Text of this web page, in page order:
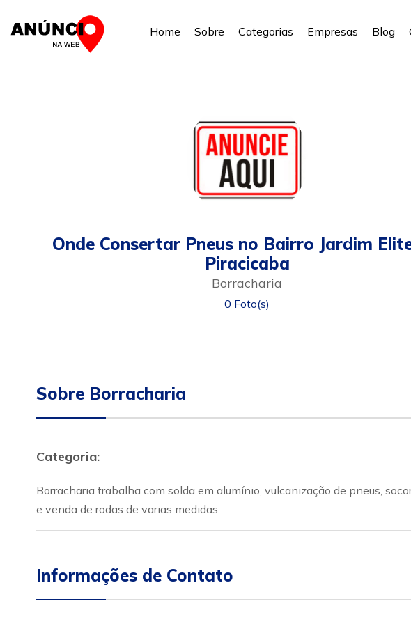
Home Sobre Categorias Empresas Blog
Onde Consertar Pneus no Bairro Jardim
Piracicaba
Borracharia
0 Foto(s)
Sobre Borracharia
Categoria:
Borracharia trabalha com solda em alumínio, vulcanização de pneus,
e venda de rodas de varias medidas.
Informações de Contato